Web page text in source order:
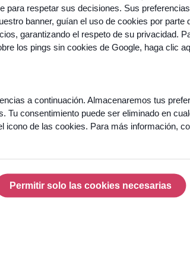
para respetar sus decisiones. Sus preferencias,
banner, guían el uso de cookies por parte
garantizando el respeto de su privacidad.
los pings sin cookies de Google, haga clic
a continuación. Almacenaremos tus
Tu consentimiento puede ser eliminado en
icono de las cookies. Para más información,
Permitir solo las cookies necesarias
Permitir solo las
all the statistics you need to improve it
in few seconds so that your users can
informations they need immediately.
A multi-channel
Our solution
You
able